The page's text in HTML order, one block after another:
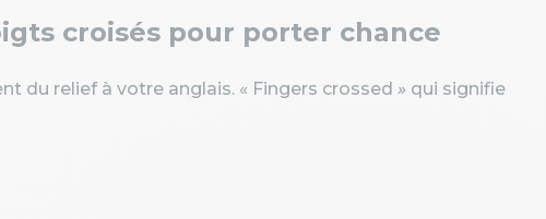
croisés pour porter chance
du relief à votre anglais. « Fingers crossed » qui signifie